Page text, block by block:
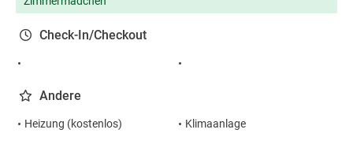
Check-In/Checkout
Andere
Heizung (kostenlos) Klimaanlage